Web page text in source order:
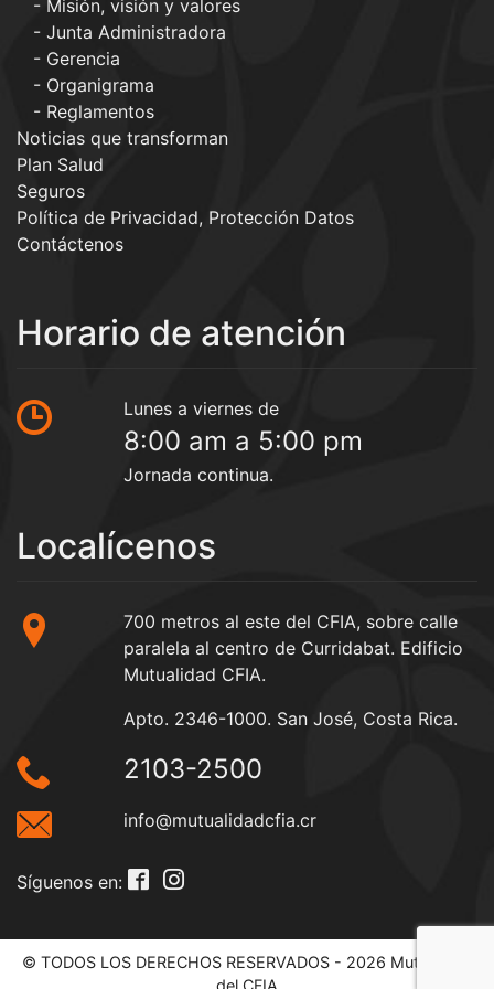
Misión, visión y valores
Junta Administradora
Gerencia
Organigrama
Reglamentos
Noticias que transforman
Plan Salud
Seguros
Política de Privacidad, Protección Datos
Contáctenos
Horario de atención
Lunes a viernes de
8:00 am a 5:00 pm
Jornada continua.
Localícenos
700 metros al este del CFIA, sobre calle
paralela al centro de Curridabat. Edificio
Mutualidad CFIA.
Apto. 2346-1000. San José, Costa Rica.
2103-2500
info@mutualidadcfia.cr
Síguenos en:
© TODOS LOS DERECHOS RESERVADOS - 2026 Mutualidad
del CFIA